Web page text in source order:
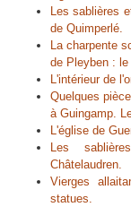
Les sablières
de Quimperlé.
La charpente
de Pleyben :
L'intérieur de
Quelques
à Guingamp.
L'église de
Les
Châtelaudren.
Vierges
statues.